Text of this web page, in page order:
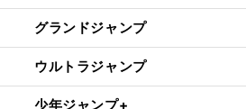
グランドジャンプ
ウルトラジャンプ
少年ジャンプ+